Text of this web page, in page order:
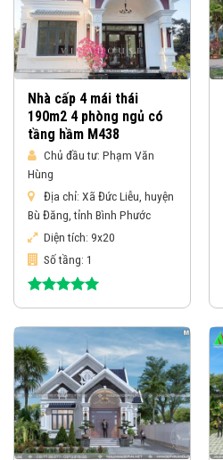
Nhà cấp 4 mái thái
190m2 4 phòng ngủ có
tầng hầm M438
Chủ đầu tư: Phạm Văn
Hùng
Địa chỉ: Xã Đức Liễu, huyện
Bù Đăng, tỉnh Bình Phước
Diện tích: 9x20
Số tầng: 1
Được xếp